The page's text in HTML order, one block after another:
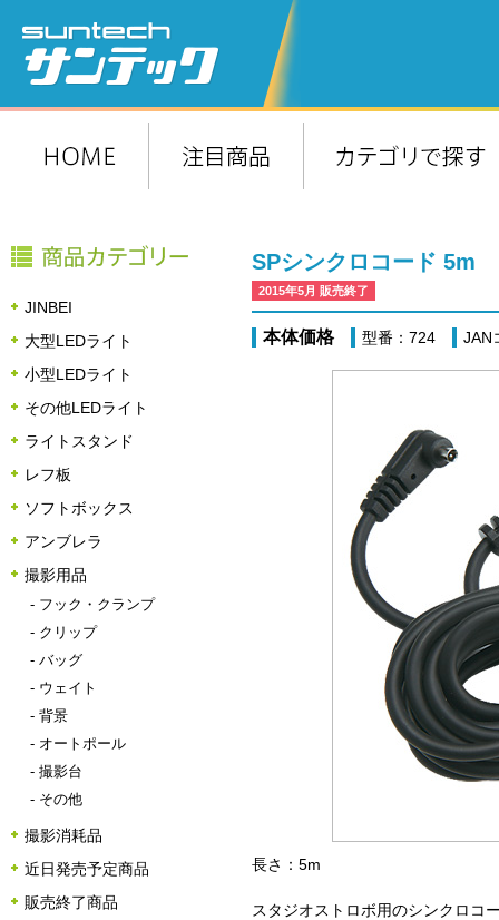
SPシンクロコード 5m
2015年5月 販売終了
本体価格 型番：724 JAN
長さ：5m
スタジオストロボ用のシンクロコ
JINBEI
大型LEDライト
小型LEDライト
その他LEDライト
ライトスタンド
レフ板
ソフトボックス
アンブレラ
撮影用品
- フック・クランプ
- クリップ
- バッグ
- ウェイト
- 背景
- オートポール
- 撮影台
- その他
撮影消耗品
近日発売予定商品
販売終了商品